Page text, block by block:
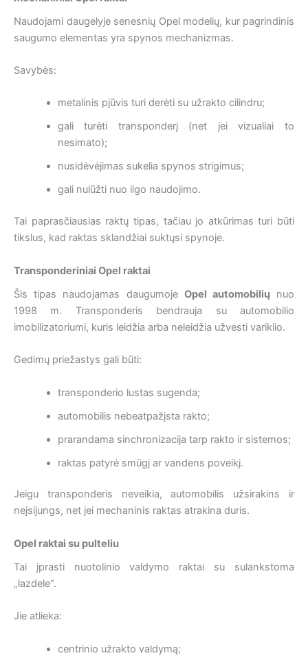
Naudojami daugelyje senesnių Opel modelių, kur pagrindinis
saugumo elementas yra spynos mechanizmas.
Savybės:
metalinis pjūvis turi derėti su užrakto cilindru;
gali turėti transponderį (net jei vizualiai to
nesimato);
nusidėvėjimas sukelia spynos strigimus;
gali nulūžti nuo ilgo naudojimo.
Tai paprasčiausias raktų tipas, tačiau jo atkūrimas turi būti
tikslus, kad raktas sklandžiai suktųsi spynoje.
Transponderiniai Opel raktai
Šis tipas naudojamas daugumoje Opel automobilių nuo
1998 m. Transponderis bendrauja su automobilio
imobilizatoriumi, kuris leidžia arba neleidžia užvesti variklio.
Gedimų priežastys gali būti:
transponderio lustas sugenda;
automobilis nebeatpažįsta rakto;
prarandama sinchronizacija tarp rakto ir sistemos;
raktas patyrė smūgį ar vandens poveikį.
Jeigu transponderis neveikia, automobilis užsirakins ir
neįsijungs, net jei mechaninis raktas atrakina duris.
Opel raktai su pulteliu
Tai įprasti nuotolinio valdymo raktai su sulankstoma
„lazdele“.
Jie atlieka:
centrinio užrakto valdymą;